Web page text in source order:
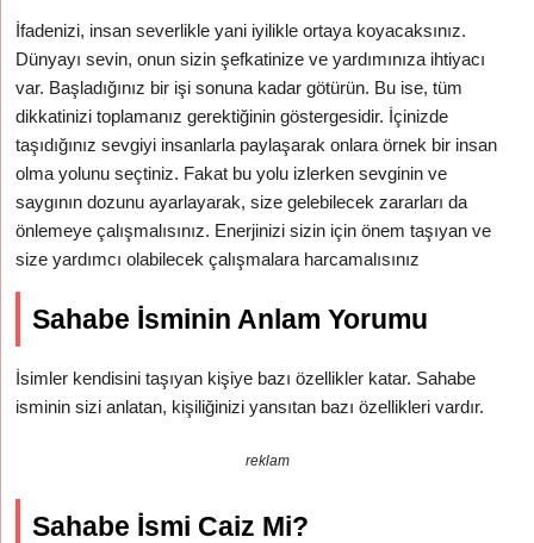
İfadenizi, insan severlikle yani iyilikle ortaya koyacaksınız.
Dünyayı sevin, onun sizin şefkatinize ve yardımınıza ihtiyacı
var. Başladığınız bir işi sonuna kadar götürün. Bu ise, tüm
dikkatinizi toplamanız gerektiğinin göstergesidir. İçinizde
taşıdığınız sevgiyi insanlarla paylaşarak onlara örnek bir insan
olma yolunu seçtiniz. Fakat bu yolu izlerken sevginin ve
saygının dozunu ayarlayarak, size gelebilecek zararları da
önlemeye çalışmalısınız. Enerjinizi sizin için önem taşıyan ve
size yardımcı olabilecek çalışmalara harcamalısınız
Sahabe İsminin Anlam Yorumu
İsimler kendisini taşıyan kişiye bazı özellikler katar. Sahabe
isminin sizi anlatan, kişiliğinizi yansıtan bazı özellikleri vardır.
reklam
Sahabe İsmi Caiz Mi?